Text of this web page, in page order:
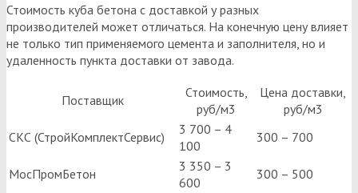
Стоимость куба бетона с доставкой у разных
производителей может отличаться. На конечную цену влияет
не только тип применяемого цемента и заполнителя, но и
удаленность пункта доставки от завода.
Поставщик
Стоимость,
руб/м3
Цена доставки,
руб/м3
СКС (СтройКомплектСервис)
3 700 – 4
100
300 – 700
МосПромБетон
3 350 – 3
600
300 – 500